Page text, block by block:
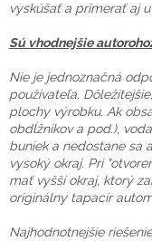
vyskúšať a primerať aj u
Sú vhodnejšie
Nie je jednoznačná
používateľa.
plochy výrobku. Ak
obdĺžnikov a pod.),
buniek a nedostane sa
vysoký okraj. Pri
mať vyšší okraj, ktorý
originálny tapacír
Najhodnotnejšie